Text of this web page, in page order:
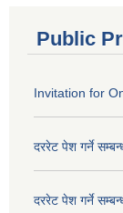
Public
Invitation for
दररेट पेश गर्ने
दररेट पेश गर्ने